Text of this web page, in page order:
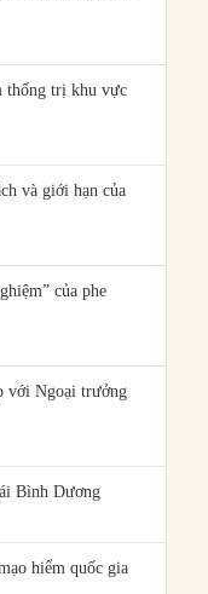
thống trị khu vực
và giới hạn của
của phe
với Ngoại trưởng
Bình Dương
hiểm quốc gia